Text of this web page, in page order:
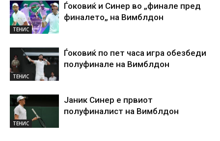
ТЕНИС
Ѓоковиќ и Синер во „финале пред
финалето„ на Вимблдон
ТЕНИС
Ѓоковиќ по пет часа игра обезбеди
полуфинале на Вимблдон
ТЕНИС
Јаник Синер е првиот
полуфиналист на Вимблдон